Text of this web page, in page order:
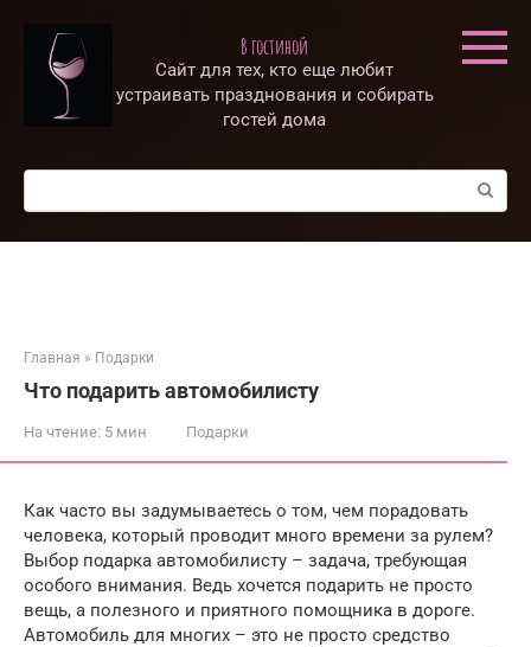
контенту
В гостиной
Сайт для тех, кто еще любит
устраивать празднования и собирать
гостей дома
Поиск:
Главная » Подарки
Что подарить автомобилисту
На чтение: 5 мин Подарки
Как часто вы задумываетесь о том, чем порадовать
человека, который проводит много времени за рулем?
Выбор подарка автомобилисту – задача, требующая
особого внимания. Ведь хочется подарить не просто
вещь, а полезного и приятного помощника в дороге.
Автомобиль для многих – это не просто средство